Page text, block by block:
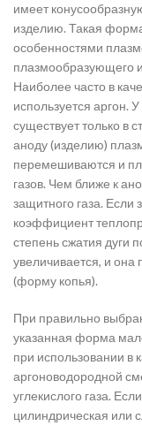
имеет
изделию. Такая
особенностями
плазмообразующего
Наиболее часто в
используется аргон.
существует только в
аноду (изделию)
перемешиваются и
газов. Чем ближе к
защитного газа.
коэффициент
степень сжатия дуги
увеличивается, и
(форму копья).
При правильно
указанная форма
при использовании в
аргоноводородной
углекислого газа.
цилиндрическая или